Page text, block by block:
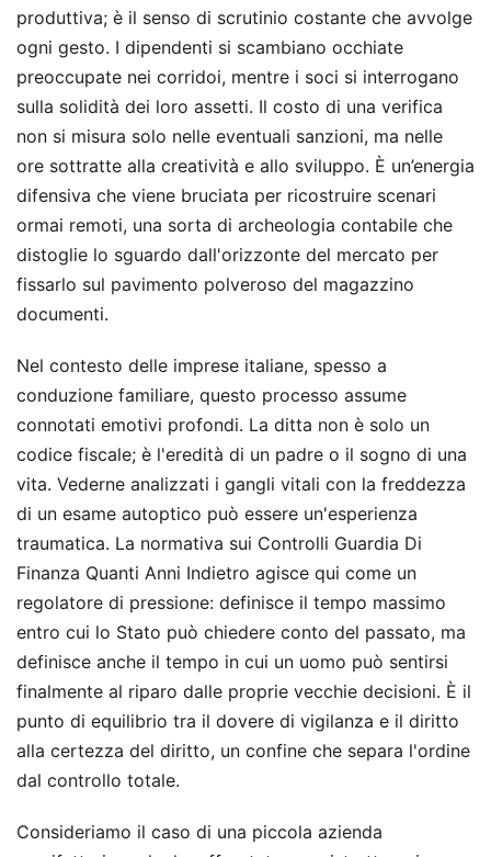
produttiva; è il senso di scrutinio costante che avvolge
ogni gesto. I dipendenti si scambiano occhiate
preoccupate nei corridoi, mentre i soci si interrogano
sulla solidità dei loro assetti. Il costo di una verifica
non si misura solo nelle eventuali sanzioni, ma nelle
ore sottratte alla creatività e allo sviluppo. È un’energia
difensiva che viene bruciata per ricostruire scenari
ormai remoti, una sorta di archeologia contabile che
distoglie lo sguardo dall'orizzonte del mercato per
fissarlo sul pavimento polveroso del magazzino
documenti.
Nel contesto delle imprese italiane, spesso a
conduzione familiare, questo processo assume
connotati emotivi profondi. La ditta non è solo un
codice fiscale; è l'eredità di un padre o il sogno di una
vita. Vederne analizzati i gangli vitali con la freddezza
di un esame autoptico può essere un'esperienza
traumatica. La normativa sui Controlli Guardia Di
Finanza Quanti Anni Indietro agisce qui come un
regolatore di pressione: definisce il tempo massimo
entro cui lo Stato può chiedere conto del passato, ma
definisce anche il tempo in cui un uomo può sentirsi
finalmente al riparo dalle proprie vecchie decisioni. È il
punto di equilibrio tra il dovere di vigilanza e il diritto
alla certezza del diritto, un confine che separa l'ordine
dal controllo totale.
Consideriamo il caso di una piccola azienda